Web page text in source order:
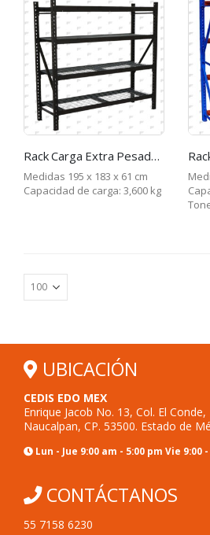
Rack Carga Extra Pesada, Total carga 3,600 kg
Medidas 195 x 183 x 61 cm
Capacidad de carga: 3,600 kg
UBICACIÓN
CEDIS EDO MEX
Enrique Jacob No. 13, Col. El Conde,
Naucalpan, CP. 53500. Estado de
Lun - Jue 9:00 am - 5:00 pm Vie 9:00
CONTÁCTANOS
55 7158 6230